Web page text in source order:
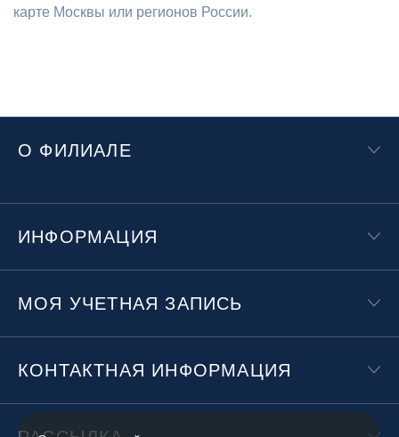
карте Москвы или регионов России.
О ФИЛИАЛЕ
ИНФОРМАЦИЯ
МОЯ УЧЕТНАЯ ЗАПИСЬ
КОНТАКТНАЯ ИНФОРМАЦИЯ